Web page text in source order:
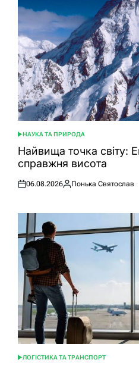
ОПУБЛІКУВАТИ
У
НАУКА ТА ПРИРОДА
Найвища точка світу:
справжня висота
Оприлюднено
06.08.2026
Опубліковано
Понька Святослав
ОПУБЛІКУВАТИ
ЛОГІСТИКА ТА ТРАНСПОРТ